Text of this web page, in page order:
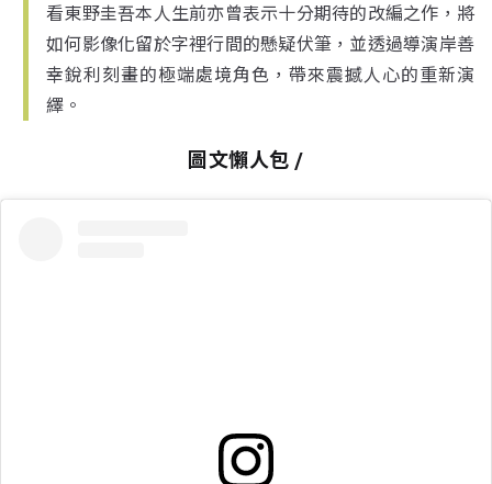
看東野圭吾本人生前亦曾表示十分期待的改編之作，將
如何影像化留於字裡行間的懸疑伏筆，並透過導演岸善
幸銳利刻畫的極端處境角色，帶來震撼人心的重新演
繹。
圖文懶人包 /